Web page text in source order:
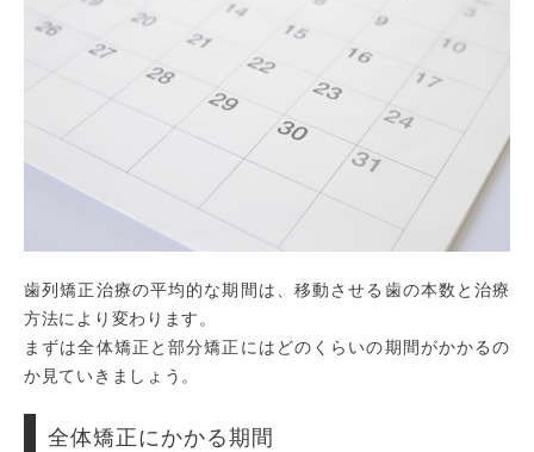
歯列矯正治療の平均的な期間は、移動させる歯の本数と治療
方法により変わります。
まずは全体矯正と部分矯正にはどのくらいの期間がかかるの
か見ていきましょう。
全体矯正にかかる期間